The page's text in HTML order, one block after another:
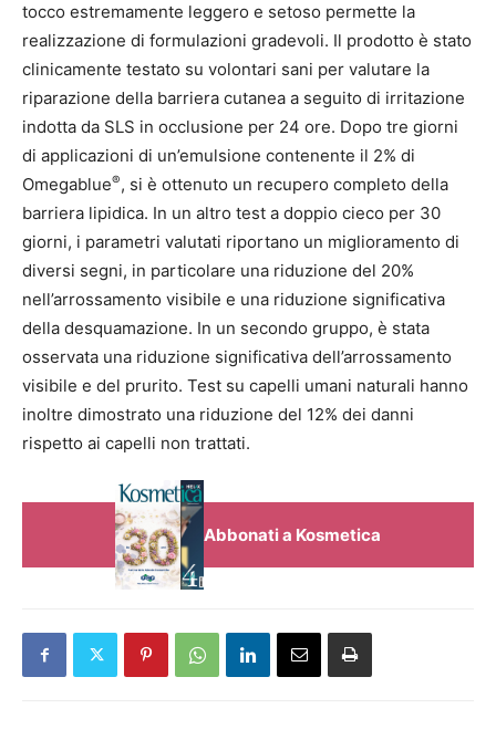
tocco estremamente leggero e setoso permette la
realizzazione di formulazioni gradevoli. Il prodotto è stato
clinicamente testato su volontari sani per valutare la
riparazione della barriera cutanea a seguito di irritazione
indotta da SLS in occlusione per 24 ore. Dopo tre giorni
di applicazioni di un’emulsione contenente il 2% di
Omegablue®, si è ottenuto un recupero completo della
barriera lipidica. In un altro test a doppio cieco per 30
giorni, i parametri valutati riportano un miglioramento di
diversi segni, in particolare una riduzione del 20%
nell’arrossamento visibile e una riduzione significativa
della desquamazione. In un secondo gruppo, è stata
osservata una riduzione significativa dell’arrossamento
visibile e del prurito. Test su capelli umani naturali hanno
inoltre dimostrato una riduzione del 12% dei danni
rispetto ai capelli non trattati.
Abbonati a Kosmetica